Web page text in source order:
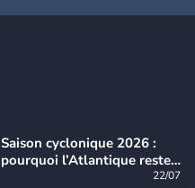
Saison cyclonique 2026 :
pourquoi l’Atlantique reste
22/07